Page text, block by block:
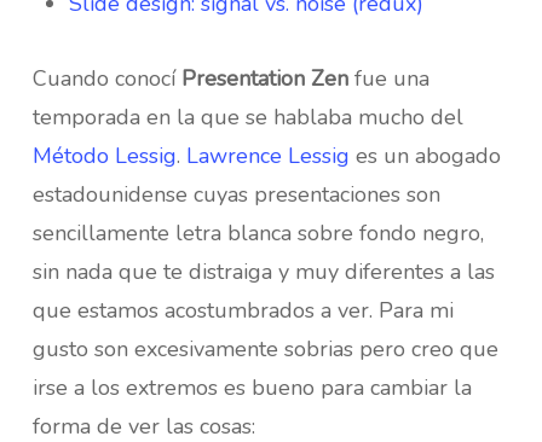
Cuando conocí Presentation Zen fue una
temporada en la que se hablaba mucho del
Método Lessig. Lawrence Lessig es un abogado
estadounidense cuyas presentaciones son
sencillamente letra blanca sobre fondo negro,
sin nada que te distraiga y muy diferentes a las
que estamos acostumbrados a ver. Para mi
gusto son excesivamente sobrias pero creo que
irse a los extremos es bueno para cambiar la
forma de ver las cosas: